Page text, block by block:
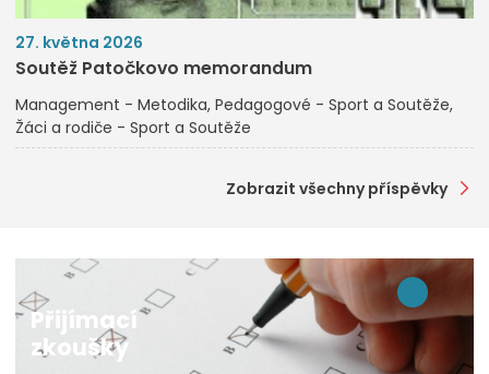
27. května 2026
Soutěž Patočkovo memorandum
Management - Metodika Pedagogové - Sport a Soutěže
Žáci a rodiče - Sport a Soutěže
Zobrazit všechny příspěvky
Přijímací
zkoušky